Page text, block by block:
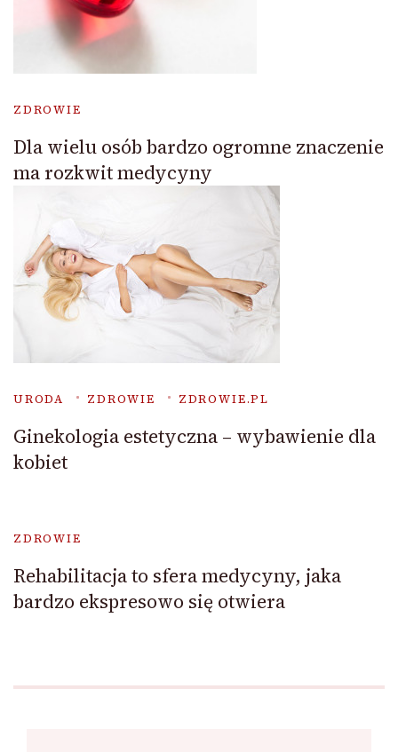
ZDROWIE
Dla wielu osób bardzo ogromne znaczenie
ma rozkwit medycyny
URODA ZDROWIE ZDROWIE.PL
Ginekologia estetyczna – wybawienie dla
kobiet
ZDROWIE
Rehabilitacja to sfera medycyny, jaka
bardzo ekspresowo się otwiera